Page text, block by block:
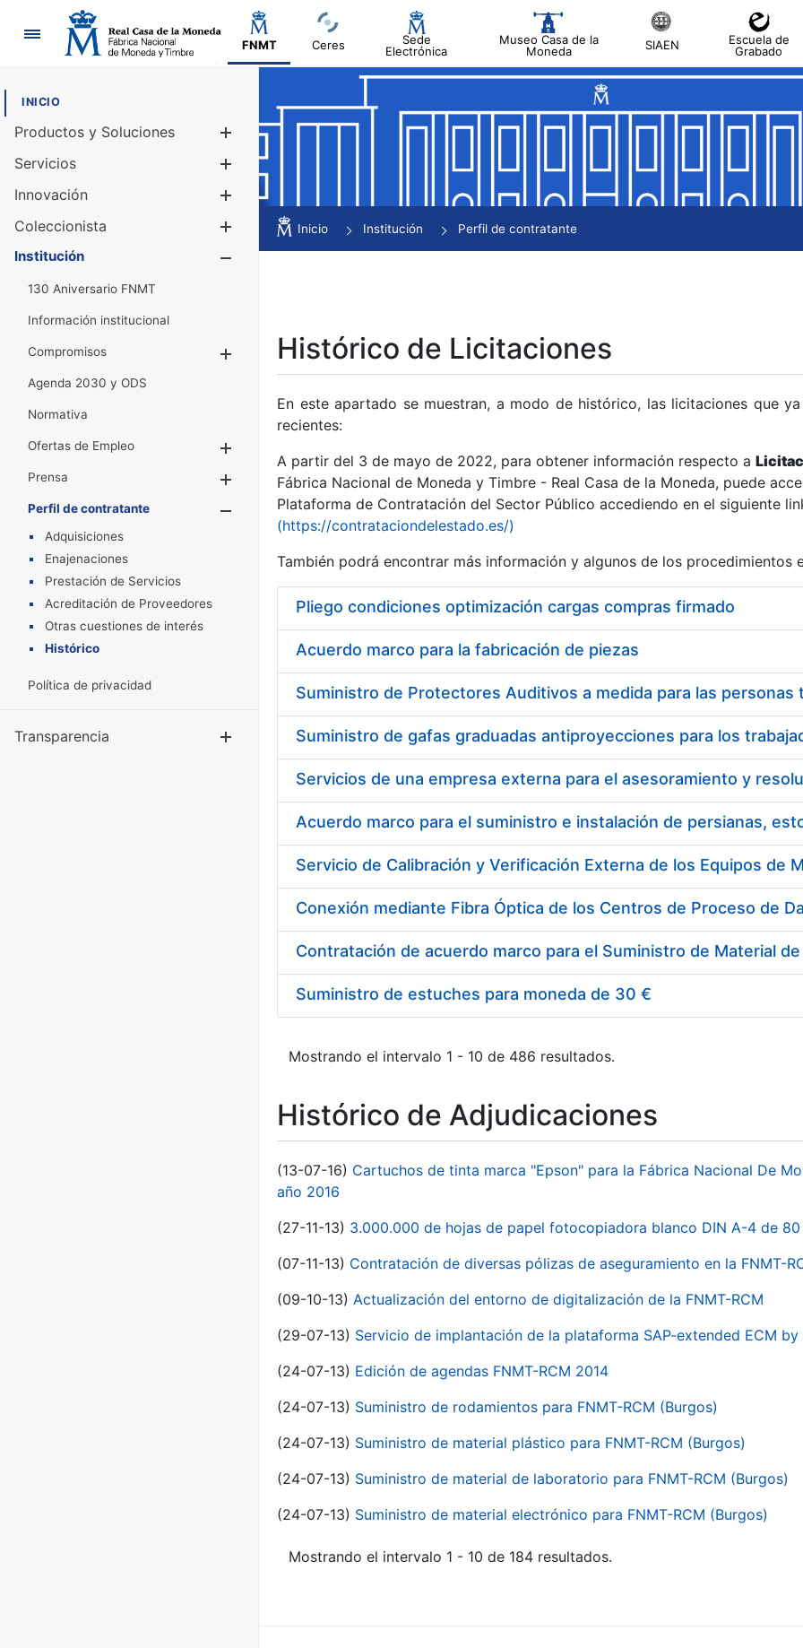
Navegación
FNMT Ceres
Sede
Electrónica
Museo Casa de la
Moneda
SIAEN
Escuela de
Grabado
INICIO
Productos y Soluciones
Mostrar/Ocultar
Servicios
Innovación
Coleccionista
Mostrar/Ocultar
Institución
130 Aniversario FNMT
Información institucional
Compromisos
Mostrar/Ocultar
Agenda 2030 y ODS
Normativa
Ofertas de Empleo
Prensa
Mostrar/Ocultar
Perfil de contratante
Mostrar/Ocultar
Adquisiciones
Enajenaciones
Prestación de Servicios
Acreditación de Proveedores
Otras cuestiones de interés
Histórico
Política de privacidad
Transparencia Mostrar/Ocultar
Inicio Institución Perfil de contratante
Histórico de Licitaciones
En este apartado se muestran, a modo de histórico, las licitaciones que
recientes:
A partir del 3 de mayo de 2022, para obtener información respecto a
Fábrica Nacional de Moneda y Timbre - Real Casa de la Moneda, puede
Plataforma de Contratación del Sector Público accediendo en el siguiente
(https://contrataciondelestado.es/)
También podrá encontrar más información y algunos de los procedimientos
Pliego condiciones optimización cargas compras firmado
Acuerdo marco para la fabricación de piezas
Acuerdo marco para el suministro e instalación de persianas,
Suministro de estuches para moneda de 30 €
Mostrando el intervalo 1 - 10 de 486 resultados.
Histórico de Adjudicaciones
(13-07-16) Cartuchos de tinta marca "Epson" para la Fábrica Nacional De
año 2016
(27-11-13) 3.000.000 de hojas de papel fotocopiadora blanco DIN A-4 de 80
(07-11-13) Contratación de diversas pólizas de aseguramiento en la FNMT-
(09-10-13) Actualización del entorno de digitalización de la FNMT-RCM
(29-07-13) Servicio de implantación de la plataforma SAP-extended ECM by
(24-07-13) Edición de agendas FNMT-RCM 2014
(24-07-13) Suministro de rodamientos para FNMT-RCM (Burgos)
(24-07-13) Suministro de material plástico para FNMT-RCM (Burgos)
(24-07-13) Suministro de material de laboratorio para FNMT-RCM (Burgos)
(24-07-13) Suministro de material electrónico para FNMT-RCM (Burgos)
Mostrando el intervalo 1 - 10 de 184 resultados.